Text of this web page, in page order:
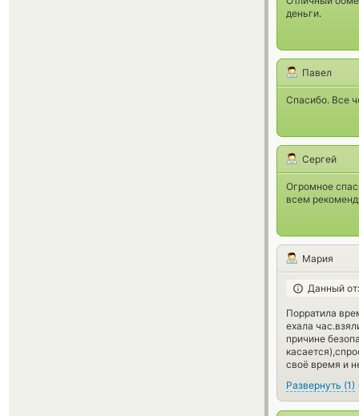
деньги.
Павел
Спасибо. Все
Сергей
Огромное
всем
Мария
Данный
Порратила
ехала
причине
своё время и
Развернуть (1)